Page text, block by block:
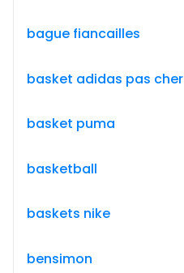
bague fiancailles
basket adidas pas cher
basket puma
basketball
baskets nike
bensimon